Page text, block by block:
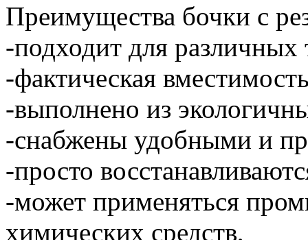
Преимущества бочки с
-подходит для различных
-фактическая
-выполнено из
-снабжены удобными и
-просто
-может применяться
химических средств,